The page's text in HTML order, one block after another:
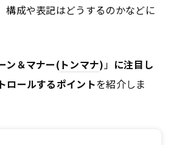
構成や表記はどうするのかなどに
ン＆マナー(トンマナ)」 に注目し
ロールするポイントを紹介しま